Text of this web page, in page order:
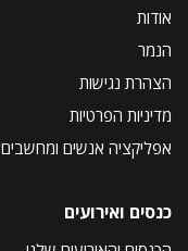
אודות
הנמר
הצהרת נגישות
מדיניות הפרטיות
אפליקציה אנשים ומחשבים
כנסים ואירועים